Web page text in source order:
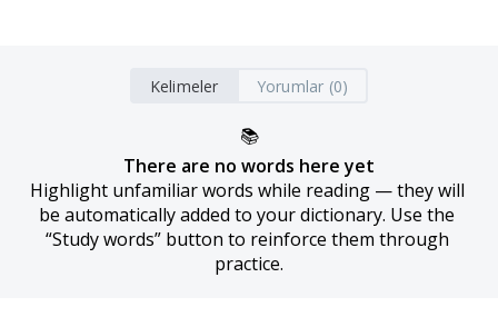
Kelimeler Yorumlar (0)
📚
There are no words here yet
Highlight unfamiliar words while reading — they will
be automatically added to your dictionary. Use the
“Study words” button to reinforce them through
practice.